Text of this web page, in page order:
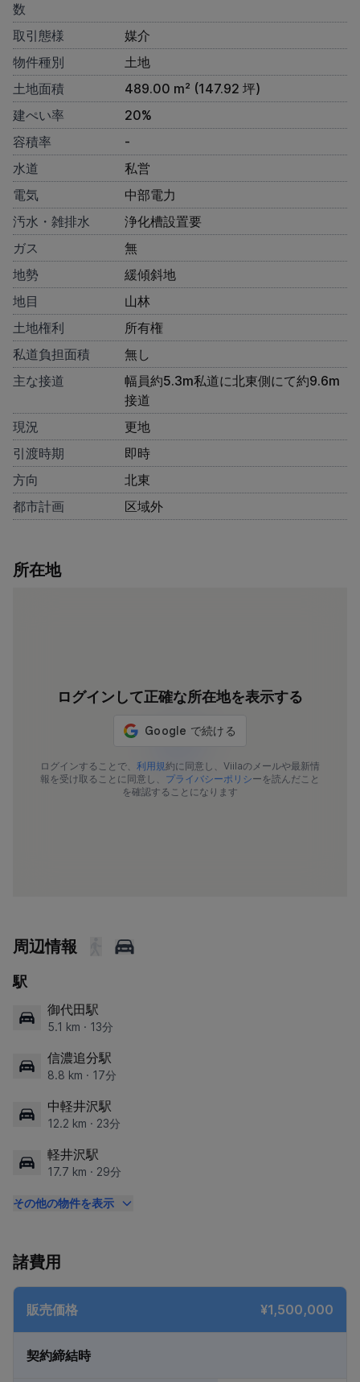
数
取引態様
媒介
物件種別
土地
土地面積
489.00 m² (147.92 坪)
建ぺい率
20%
容積率
-
水道
私営
電気
中部電力
汚水・雑排水
浄化槽設置要
ガス
無
地勢
緩傾斜地
地目
山林
土地権利
所有権
私道負担面積
無し
主な接道
幅員約5.3m私道に北東側にて約9.6m
接道
現況
更地
引渡時期
即時
方向
北東
都市計画
区域外
所在地
ログインして正確な所在地を表示する
ログインすることで、 利用規約に同意し、Viilaのメールや最新情
報を受け取ることに同意し、 プライバシーポリシーを読んだこと
を確認することになります
周辺情報
駅
御代田駅
5.1 km · 13分
信濃追分駅
8.8 km · 17分
中軽井沢駅
12.2 km · 23分
軽井沢駅
17.7 km · 29分
その他の物件を表示
諸費用
販売価格 ¥1,500,000
契約締結時